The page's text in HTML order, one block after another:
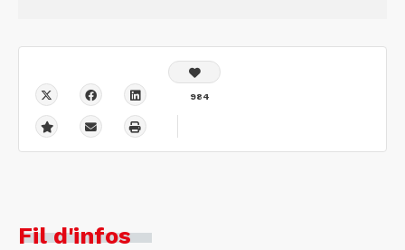
984
Fil d'infos